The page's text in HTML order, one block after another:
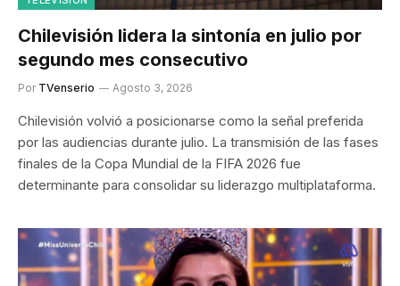
Chilevisión lidera la sintonía en julio por
segundo mes consecutivo
Por TVenserio Agosto 3, 2026
Chilevisión volvió a posicionarse como la señal preferida
por las audiencias durante julio. La transmisión de las fases
finales de la Copa Mundial de la FIFA 2026 fue
determinante para consolidar su liderazgo multiplataforma.